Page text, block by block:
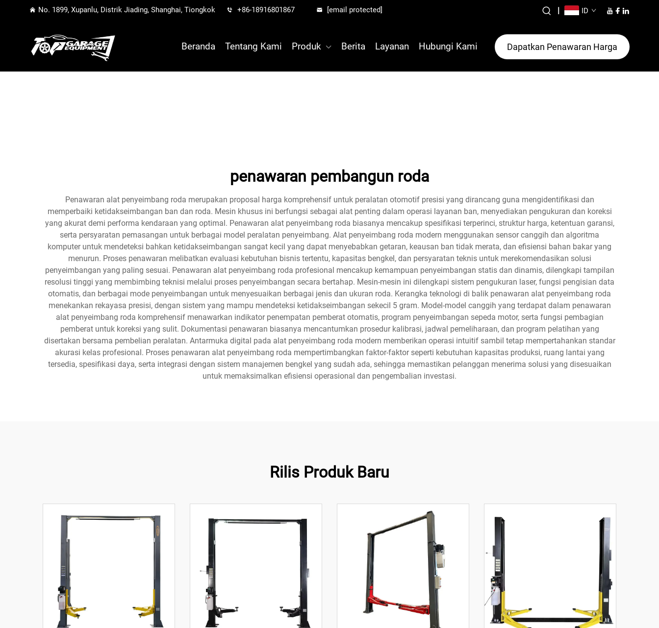
No. 1899, Xupanlu, Distrik Jiading, Shanghai, Tiongkok +86-18916801867 [email protected] | ID
Beranda Tentang Kami Produk Berita Layanan Hubungi Kami Dapatkan Penawaran Harga
penawaran pembangun roda
Penawaran alat penyeimbang roda merupakan proposal harga komprehensif untuk peralatan otomotif presisi yang dirancang guna mengidentifikasi dan
memperbaiki ketidakseimbangan ban dan roda. Mesin khusus ini berfungsi sebagai alat penting dalam operasi layanan ban, menyediakan pengukuran dan koreksi
yang akurat demi performa kendaraan yang optimal. Penawaran alat penyeimbang roda biasanya mencakup spesifikasi terperinci, struktur harga, ketentuan garansi,
serta persyaratan pemasangan untuk berbagai model peralatan penyeimbang. Alat penyeimbang roda modern menggunakan sensor canggih dan algoritma
komputer untuk mendeteksi bahkan ketidakseimbangan sangat kecil yang dapat menyebabkan getaran, keausan ban tidak merata, dan efisiensi bahan bakar yang
menurun. Proses penawaran melibatkan evaluasi kebutuhan bisnis tertentu, kapasitas bengkel, dan persyaratan teknis untuk merekomendasikan solusi
penyeimbangan yang paling sesuai. Penawaran alat penyeimbang roda profesional mencakup kemampuan penyeimbangan statis dan dinamis, dilengkapi tampilan
resolusi tinggi yang membimbing teknisi melalui proses penyeimbangan secara bertahap. Mesin-mesin ini dilengkapi sistem pengukuran laser, fungsi pengisian data
otomatis, dan berbagai mode penyeimbangan untuk menyesuaikan berbagai jenis dan ukuran roda. Kerangka teknologi di balik penawaran alat penyeimbang roda
menekankan rekayasa presisi, dengan sistem yang mampu mendeteksi ketidakseimbangan sekecil 5 gram. Model-model canggih yang terdapat dalam penawaran
alat penyeimbang roda komprehensif menawarkan indikator penempatan pemberat otomatis, program penyeimbangan sepeda motor, serta fungsi pembagian
pemberat untuk koreksi yang sulit. Dokumentasi penawaran biasanya mencantumkan prosedur kalibrasi, jadwal pemeliharaan, dan program pelatihan yang
disertakan bersama pembelian peralatan. Antarmuka digital pada alat penyeimbang roda modern memberikan operasi intuitif sambil tetap mempertahankan standar
akurasi kelas profesional. Proses penawaran alat penyeimbang roda mempertimbangkan faktor-faktor seperti kebutuhan kapasitas produksi, ruang lantai yang
tersedia, spesifikasi daya, serta integrasi dengan sistem manajemen bengkel yang sudah ada, sehingga memastikan pelanggan menerima solusi yang disesuaikan
untuk memaksimalkan efisiensi operasional dan pengembalian investasi.
Rilis Produk Baru